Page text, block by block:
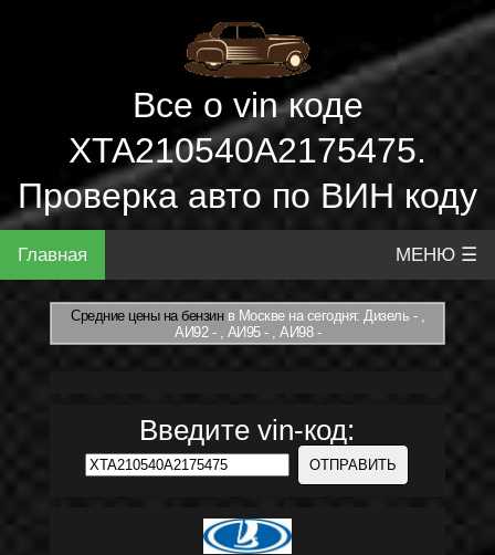
Все о vin коде
XTA210540A2175475.
Проверка авто по ВИН коду
Главная МЕНЮ ☰
Средние цены на бензинв Москве на сегодня: Дизель - ,
АИ92 - , АИ95 - , АИ98 -
Введите vin-код: